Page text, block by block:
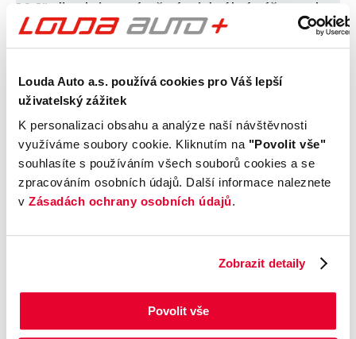
Louda Auto a.s. používá cookies pro Váš lepší
uživatelský zážitek
K personalizaci obsahu a analýze naší návštěvnosti
využíváme soubory cookie. Kliknutím na "Povolit vše"
souhlasíte s používáním všech souborů cookies a se
zpracováním osobních údajů. Další informace naleznete
v Zásadách ochrany osobních údajů.
Zobrazit detaily
Povolit vše
10,1" displej, umístěný v ideální výšce tak,
aby řidič mohl vůz ovládat bezpečně a
neztrácel přehled o dění na silnici nebo o